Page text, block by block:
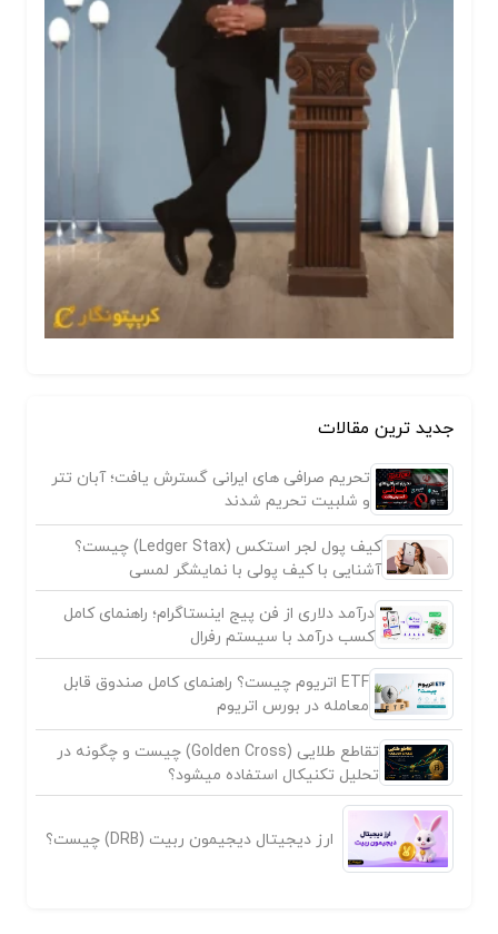
جدید ترین مقالات
تحریم صرافی های ایرانی گسترش یافت؛ آبان تتر
و شلبیت تحریم شدند
کیف پول لجر استکس (Ledger Stax) چیست؟
آشنایی با کیف پولی با نمایشگر لمسی
درآمد دلاری از فن پیج اینستاگرام؛ راهنمای کامل
کسب درآمد با سیستم رفرال
ETF اتریوم چیست؟ راهنمای کامل صندوق قابل
معامله در بورس اتریوم
تقاطع طلایی (Golden Cross) چیست و چگونه در
تحلیل تکنیکال استفاده میشود؟
ارز دیجیتال دیجیمون ربیت (DRB) چیست؟